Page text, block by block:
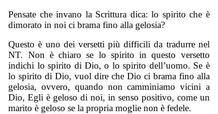
Pensate che invano la Scrittura dica: lo spirito che è
dimorato in noi ci brama fino alla gelosia?
Questo è uno dei versetti più difficili da tradurre nel
NT. Non è chiaro se lo spirito in questo versetto
indichi lo spirito di Dio, o lo spirito dell’uomo. Se è
lo spirito di Dio, vuol dire che Dio ci brama fino alla
gelosia, ovvero, quando non camminiamo vicini a
Dio, Egli è geloso di noi, in senso positivo, come un
marito è geloso se la propria moglie non è fedele.